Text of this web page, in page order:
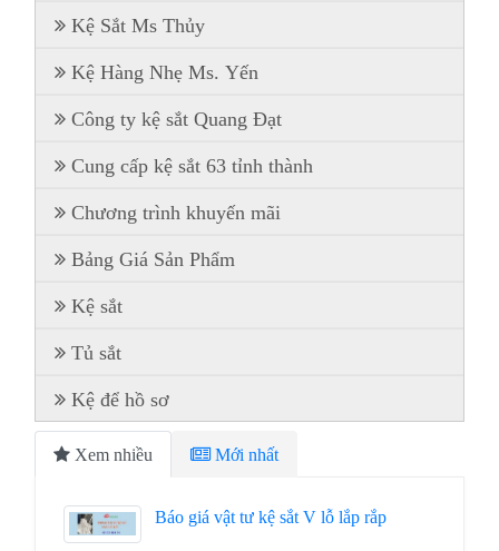
Kệ Sắt Ms Thủy
Kệ Hàng Nhẹ Ms. Yến
Công ty kệ sắt Quang Đạt
Cung cấp kệ sắt 63 tỉnh thành
Chương trình khuyến mãi
Bảng Giá Sản Phẩm
Kệ sắt
Tủ sắt
Kệ để hồ sơ
Xem nhiều Mới nhất
Báo giá vật tư kệ sắt V lỗ lắp rắp